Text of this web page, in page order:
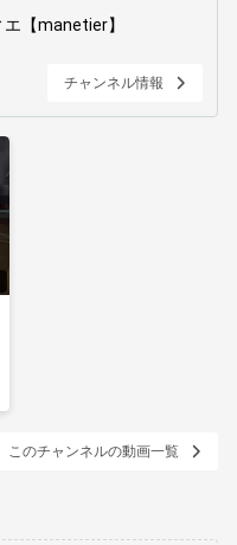
【manetier】
チャンネル情報
このチャンネルの動画一覧